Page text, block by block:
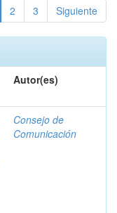
2 3 Siguiente
Autor(es)
Consejo de
Comunicación